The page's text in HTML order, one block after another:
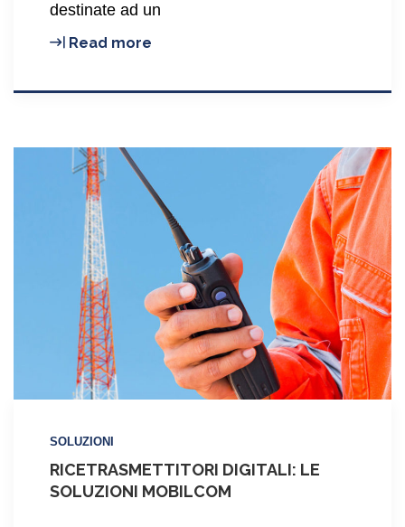
destinate ad un
Read more
SOLUZIONI
RICETRASMETTITORI DIGITALI: LE
SOLUZIONI MOBILCOM